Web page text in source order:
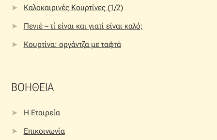
Καλοκαιρινές Κουρτίνες (1/2)
Πενιέ – τί είναι και γιατί είναι καλό;
Κουρτίνα: οργάντζα με ταφτά
ΒΟΗΘΕΙΑ
Η Εταιρεία
Επικοινωνία